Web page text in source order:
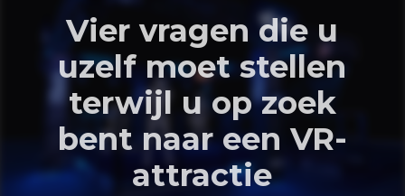
Vier vragen die u
uzelf moet stellen
terwijl u op zoek
bent naar een VR-
attractie